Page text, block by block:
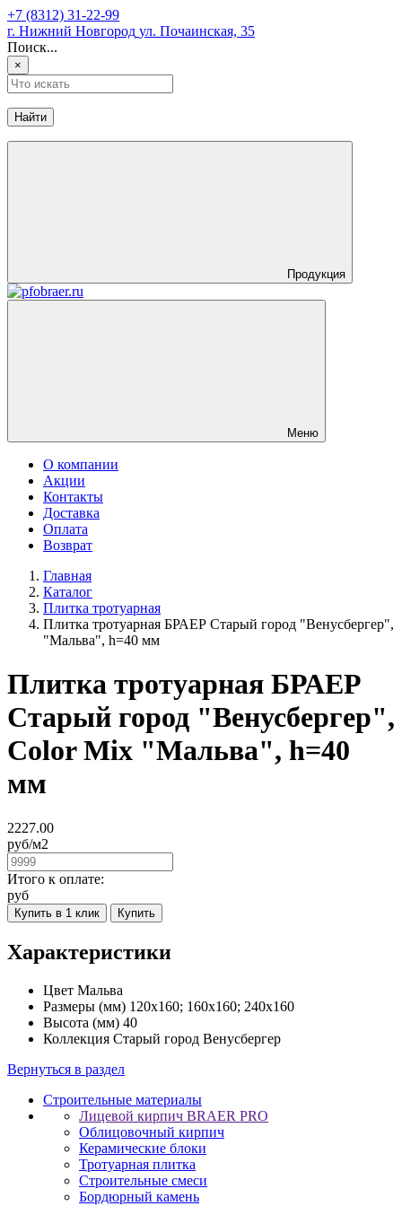
+7 (8312) 31-22-99
г. Нижний Новгород ул. Почаинская, 35
Поиск...
×
Найти
Продукция
Меню
О компании
Акции
Контакты
Доставка
Оплата
Возврат
Главная
Каталог
Плитка тротуарная
Плитка тротуарная БРАЕР Старый город "Венусбергер",
"Мальва", h=40 мм
Плитка тротуарная БРАЕР
Старый город "Венусбергер",
Color Mix "Мальва", h=40
мм
2227.00
руб/м2
Итого к оплате:
руб
Купить в 1 клик Купить
Характеристики
Цвет Мальва
Размеры (мм) 120х160; 160х160; 240х160
Высота (мм) 40
Коллекция Старый город Венусбергер
Вернуться в раздел
Строительные материалы
Лицевой кирпич BRAER PRO
Облицовочный кирпич
Керамические блоки
Тротуарная плитка
Строительные смеси
Бордюрный камень